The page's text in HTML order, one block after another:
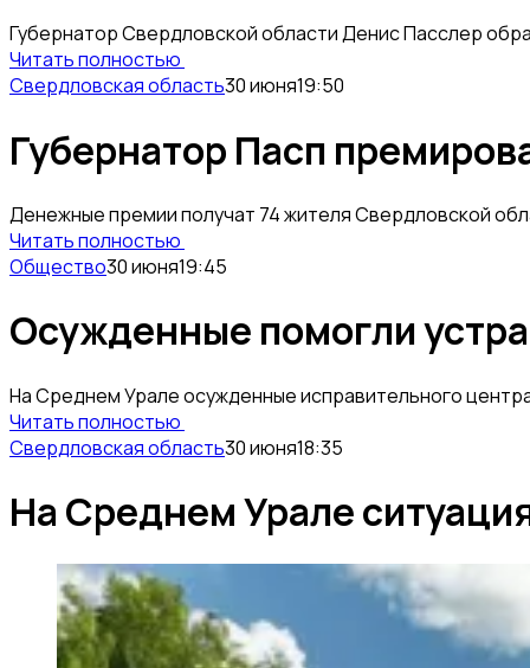
Губернатор Свердловской области Денис Пасслер
Читать полностью
Свердловская область30 июня19:50
Губернатор Пасп
Денежные премии получат 74 жителя Свердловской
Читать полностью
Общество30 июня19:45
Осужденные помогли
На Среднем Урале осужденные исправительного
Читать полностью
Свердловская область30 июня18:35
На Среднем Урале